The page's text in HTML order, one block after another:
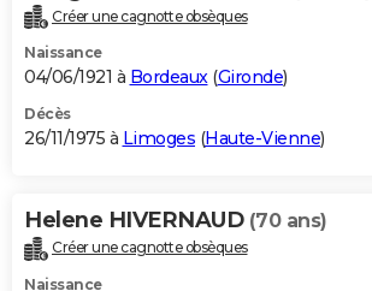
Créer une cagnotte obsèques
Naissance
04/06/1921 à Bordeaux(Gironde)
Décès
26/11/1975 à Limoges (Haute-Vienne)
Helene HIVERNAUD (70 ans)
Créer une cagnotte obsèques
Naissance